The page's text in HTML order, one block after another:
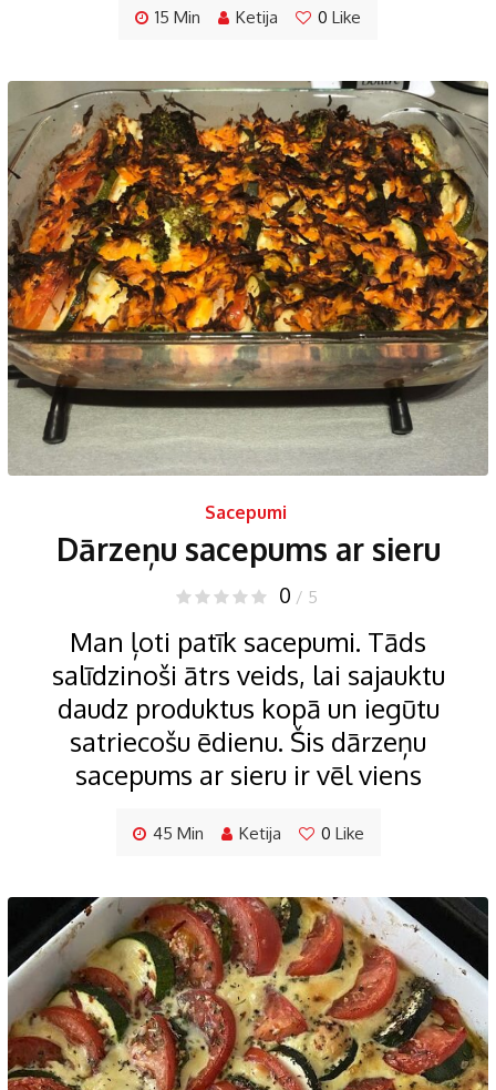
15 Min Ketija 0 Like
Sacepumi
Dārzeņu sacepums ar sieru
0 / 5
Man ļoti patīk sacepumi. Tāds
salīdzinoši ātrs veids, lai sajauktu
daudz produktus kopā un iegūtu
satriecošu ēdienu. Šis dārzeņu
sacepums ar sieru ir vēl viens
45 Min Ketija 0 Like